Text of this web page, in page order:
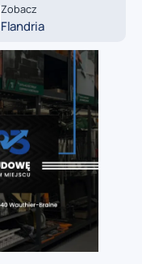
Zobacz
Flandria